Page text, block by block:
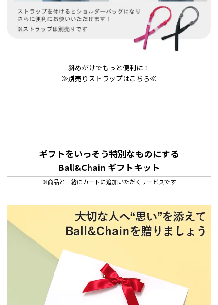
斜めがけでもっと便利に！
≫別売りストラップはこちら≪
ギフトをいっそう特別なものにする
Ball&Chain ギフトキット
※商品と一緒にカートに追加いただくサービスです